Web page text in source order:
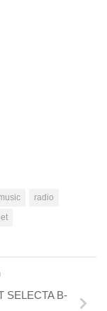
radio
SELECTA B-